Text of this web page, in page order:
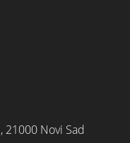
21000 Novi Sad